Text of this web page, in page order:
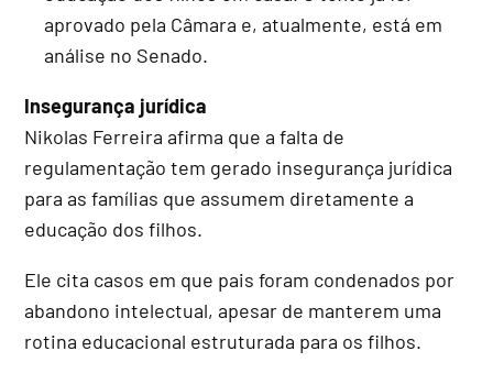
aprovado pela Câmara e, atualmente, está em
análise no Senado.
Insegurança jurídica
Nikolas Ferreira afirma que a falta de
regulamentação tem gerado insegurança jurídica
para as famílias que assumem diretamente a
educação dos filhos.
Ele cita casos em que pais foram condenados por
abandono intelectual, apesar de manterem uma
rotina educacional estruturada para os filhos.